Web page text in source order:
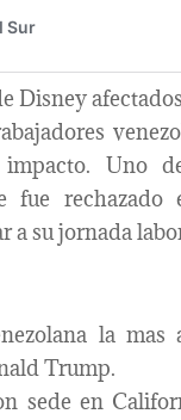
Disney
Uno
fue
a su jornada
la mas
Trump.
sede en